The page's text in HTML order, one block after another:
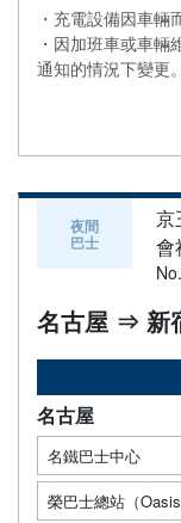
・充電設備因車輛
・因加班車或車
通知的情況下變更
夜間
巴士
京
會
名古屋 ⇒ 新
名古屋
名鐵巴士中心
榮巴士總站（